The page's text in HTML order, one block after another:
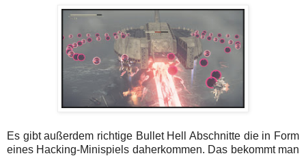
Es gibt außerdem richtige Bullet Hell Abschnitte die in Form
eines Hacking-Minispiels daherkommen. Das bekommt man